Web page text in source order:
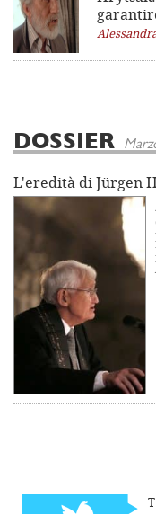
DOSSIER
L'eredità di Jürgen
T